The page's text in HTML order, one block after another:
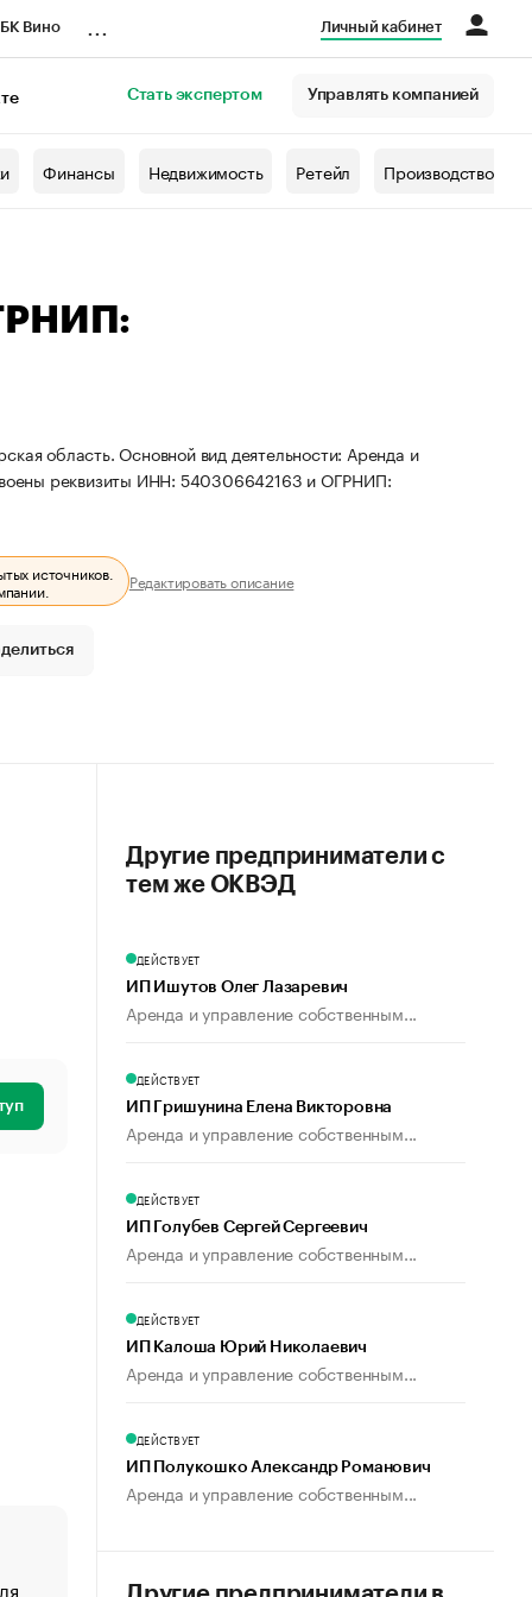
Вино Личный кабинет
Стать экспертом Управлять компанией
Финансы Недвижимость Ретейл Производство
область. Основной вид деятельности: Аренда и
реквизиты ИНН: 540306642163 и ОГРНИП:
источников.
Редактировать описание
«От спорта тело стареет иначе». Как живет глава
Другие предприниматели с
тем же ОКВЭД
ДЕЙСТВУЕТ
ИП Ишутов Олег Лазаревич
Аренда и управление собственным...
ДЕЙСТВУЕТ
ИП Гришунина Елена Викторовна
Аренда и управление собственным...
ДЕЙСТВУЕТ
ИП Голубев Сергей Сергеевич
Аренда и управление собственным...
ДЕЙСТВУЕТ
ИП Калоша Юрий Николаевич
Аренда и управление собственным...
ДЕЙСТВУЕТ
ИП Полукошко Александр Романович
Аренда и управление собственным...